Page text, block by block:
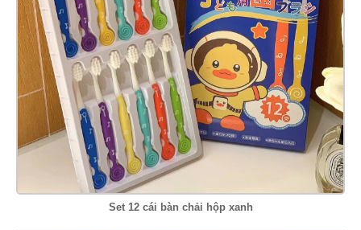
Set 12 cái bàn chải hộp xanh